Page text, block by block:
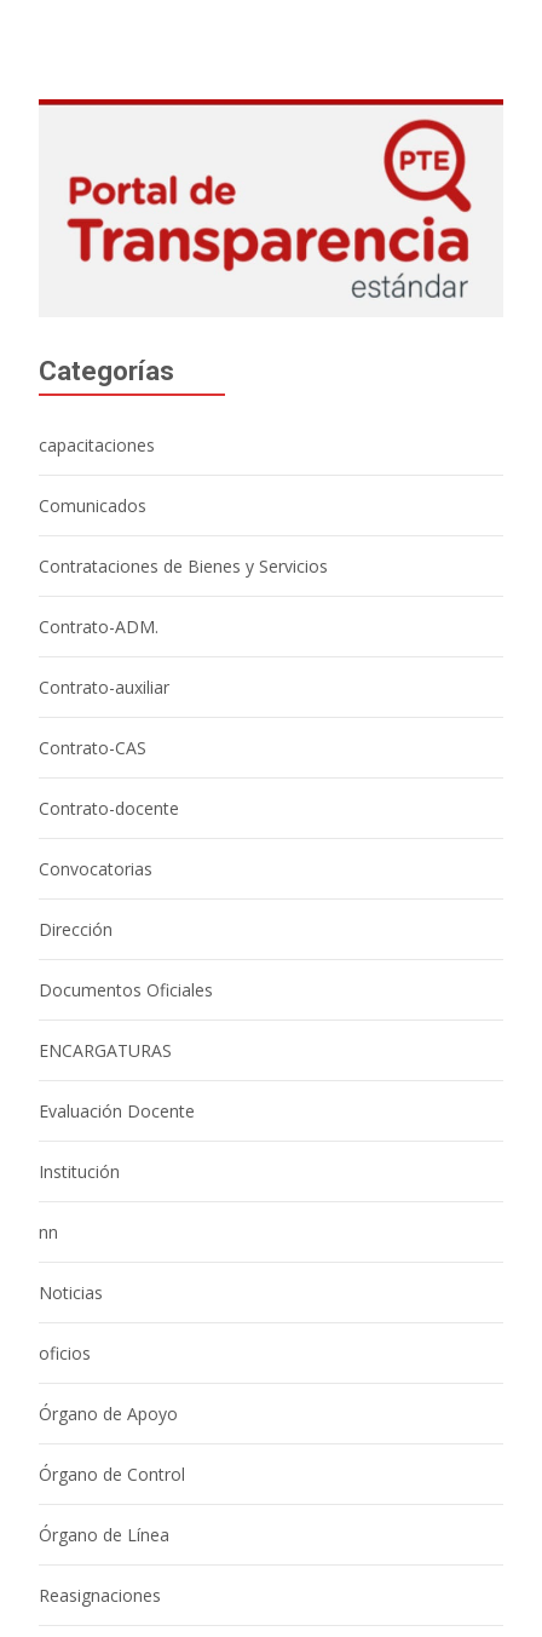
Categorías
capacitaciones
Comunicados
Contrataciones de Bienes y Servicios
Contrato-ADM.
Contrato-auxiliar
Contrato-CAS
Contrato-docente
Convocatorias
Dirección
Documentos Oficiales
ENCARGATURAS
Evaluación Docente
Institución
nn
Noticias
oficios
Órgano de Apoyo
Órgano de Control
Órgano de Línea
Reasignaciones